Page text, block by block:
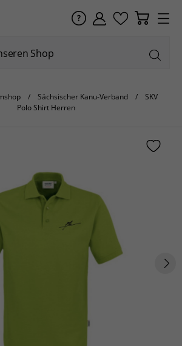
Sächsischer Kanu-Verband
SKV
Polo Shirt Herren